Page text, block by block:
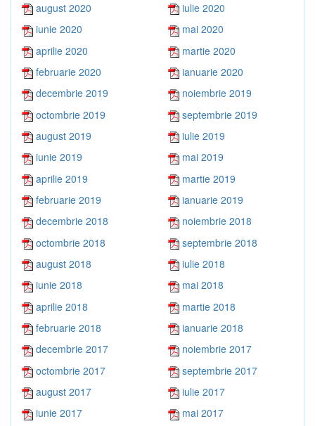
august 2020
iulie 2020
iunie 2020
mai 2020
aprilie 2020
martie 2020
februarie 2020
ianuarie 2020
decembrie 2019
noiembrie 2019
octombrie 2019
septembrie 2019
august 2019
iulie 2019
iunie 2019
mai 2019
aprilie 2019
martie 2019
februarie 2019
ianuarie 2019
decembrie 2018
noiembrie 2018
octombrie 2018
septembrie 2018
august 2018
iulie 2018
iunie 2018
mai 2018
aprilie 2018
martie 2018
februarie 2018
ianuarie 2018
decembrie 2017
noiembrie 2017
octombrie 2017
septembrie 2017
august 2017
iulie 2017
iunie 2017
mai 2017